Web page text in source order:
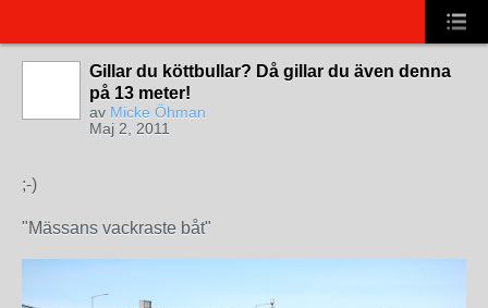
Gillar du köttbullar? Då gillar du även denna
på 13 meter!
av Micke Öhman
Maj 2, 2011
;-)
"Mässans vackraste båt"